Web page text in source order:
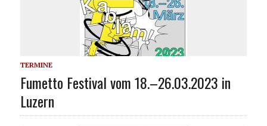
TERMINE
Fumetto Festival vom 18.–26.03.2023 in
Luzern